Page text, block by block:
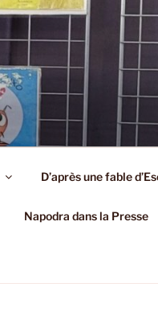
D’après une fable
Napodra dans la Presse